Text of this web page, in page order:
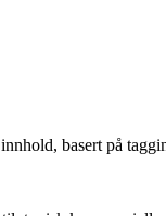
basert på